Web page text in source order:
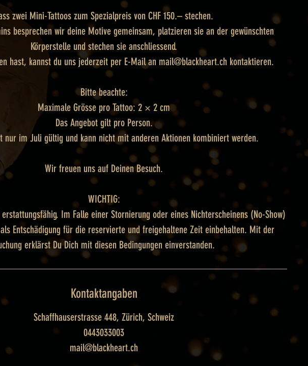
zwei Mini-Tattoos zum Spezialpreis von CHF 150.– stechen.
besprechen wir deine Motive gemeinsam, platzieren sie an der gewünschten
Körperstelle und stechen sie anschliessend.
hast, kannst du uns jederzeit per E-Mail an mail@blackheart.ch kontaktieren.
Bitte beachte:
Maximale Grösse pro Tattoo: 2 × 2 cm
Das Angebot gilt pro Person.
nur im Juli gültig und kann nicht mit anderen Aktionen kombiniert werden.
Wir freuen uns auf Deinen Besuch.
WICHTIG:
Im Falle einer Stornierung oder eines Nichterscheinens (No-Show)
Entschädigung für die reservierte und freigehaltene Zeit einbehalten. Mit der
Kontaktangaben
Schaffhauserstrasse 448, Zürich, Schweiz
0443033003
mail@blackheart.ch